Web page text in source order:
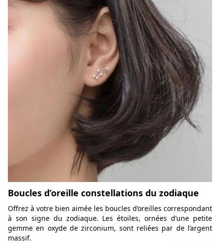
Boucles d’oreille constellations du zodiaque
Offrez à votre bien aimée les boucles d’oreilles correspondant
à son signe du zodiaque. Les étoiles, ornées d’une petite
gemme en oxyde de zirconium, sont reliées par de l’argent
massif.